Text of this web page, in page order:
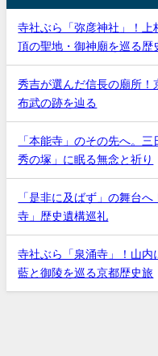
寺社ぶら「弥彦神社」！上
頂の聖地・御神廟を巡る歴
秀吉が選んだ信長の廟所
布武の跡を辿る
「本能寺」のその先へ。
秀の塚」に眠る無念と祈り
「是非に及ばず」の舞台
寺」歴史遺構巡礼
寺社ぶら「泉涌寺」！山内
藍と御陵を巡る京都歴史旅